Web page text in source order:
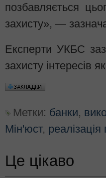
позбавляється
захисту», —
Експерти УКБС
захисту інтересів
Метки: банки,
Мін'юст,
Це цікаво